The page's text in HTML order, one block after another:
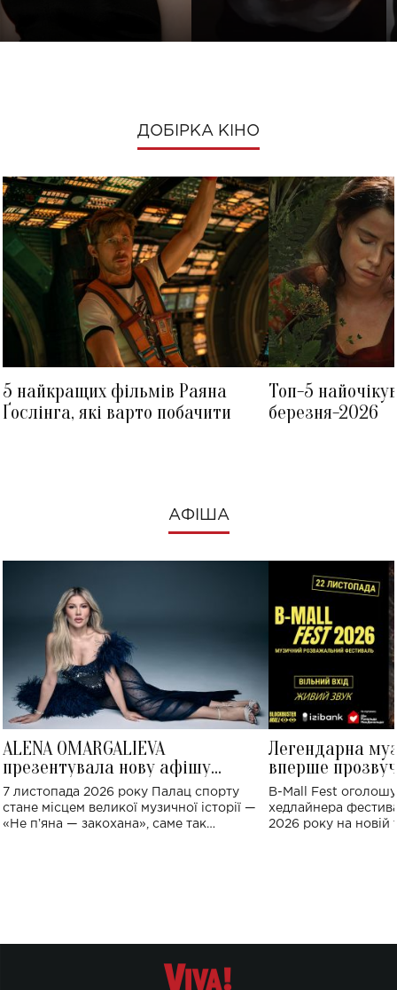
ДОБІРКА КІНО
5 найкращих фільмів Раяна
Ґослінга, які варто побачити
Топ-5
березня-2026
АФІША
ALENA OMARGALIEVA
презентувала нову афішу
великого концерту в Палаці
спорту
7 листопада 2026 року Палац спорту
стане місцем великої музичної історії —
«Не пʼяна — закохана», саме так
Легендарна
вперше
Україні: де
B-Mall Fest
хедлайнера
2026 року на новій